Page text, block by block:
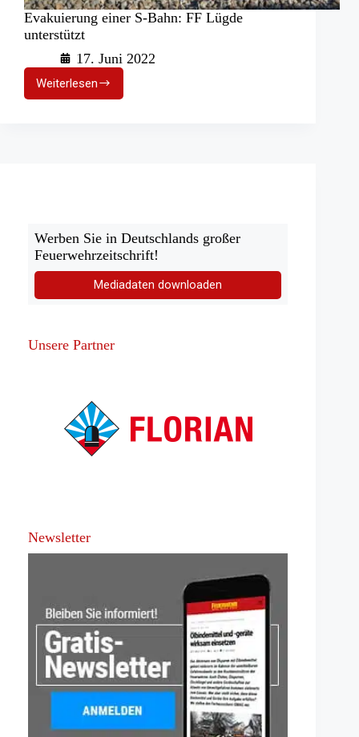
Evakuierung einer S-Bahn: FF Lügde
unterstützt
17. Juni 2022
WeiterlesenEvakuierung
einer
Werben Sie in Deutschlands großer
Feuerwehrzeitschrift!
Mediadaten downloaden
Unsere Partner
Newsletter